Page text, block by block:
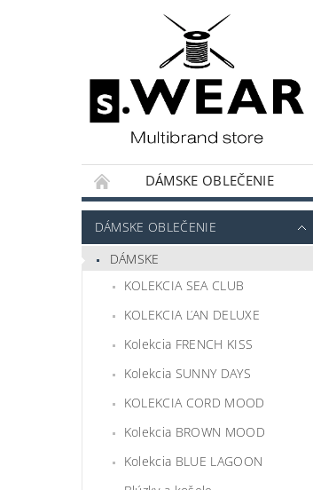
DÁMSKE OBLEČENIE
KOLEKCIE KAPSULOVÝ ŠATNÍK
DÁMSKE OBLEČENIE
DÁMSKE
KOLEKCIA SEA CLUB
KOLEKCIA ĽAN DELUXE
Kolekcia FRENCH KISS
Kolekcia SUNNY DAYS
KOLEKCIA CORD MOOD
Kolekcia BROWN MOOD
Kolekcia BLUE LAGOON